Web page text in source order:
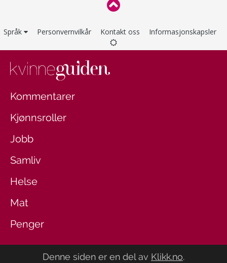
Språk Personvernvilkår Kontakt oss Informasjonskapsler
Kommentarer
Kjønnsroller
Jobb
Samliv
Helse
Mat
Penger
Denne siden er en del av Klikk.no.